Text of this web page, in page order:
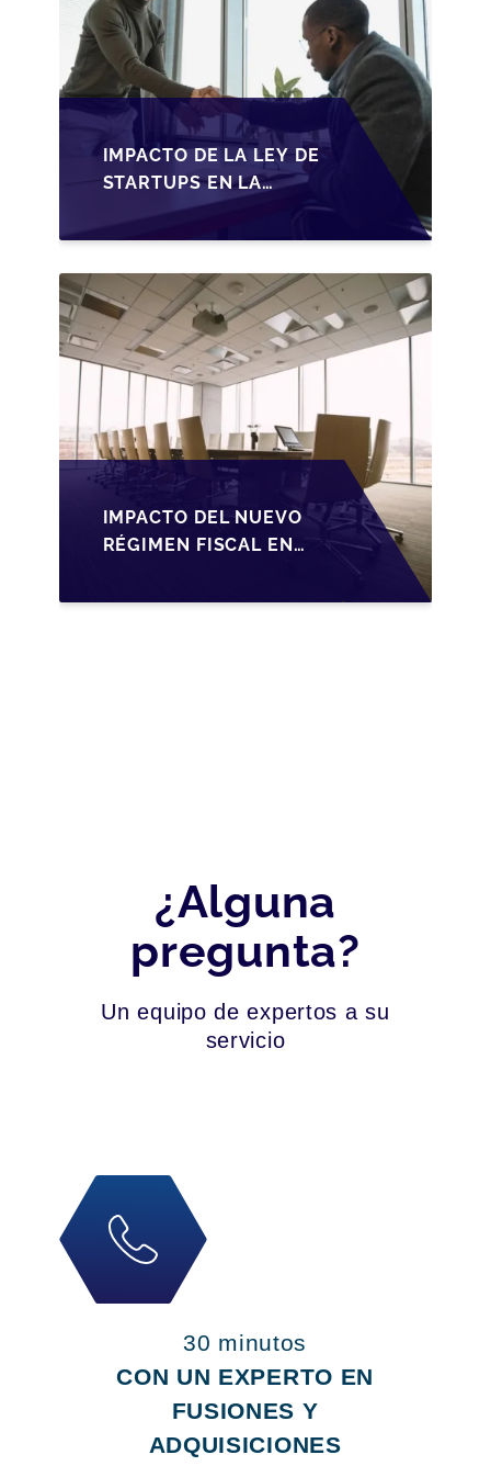
IMPACTO DE LA LEY DE
STARTUPS EN LA
TRANSMISIÓN DE
PYMES ESPAÑOLAS
IMPACTO DEL NUEVO
RÉGIMEN FISCAL EN
PYMES EN ESPAÑA
¿Alguna
pregunta?
Un equipo de expertos a su
servicio
30 minutos
CON UN EXPERTO EN
FUSIONES Y
ADQUISICIONES